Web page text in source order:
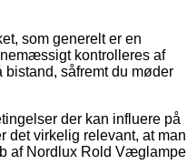
som generelt er en
kontrolleres af
såfremt du møder
der kan influere på
det virkelig relevant, at man
af Nordlux Rold Væglampe